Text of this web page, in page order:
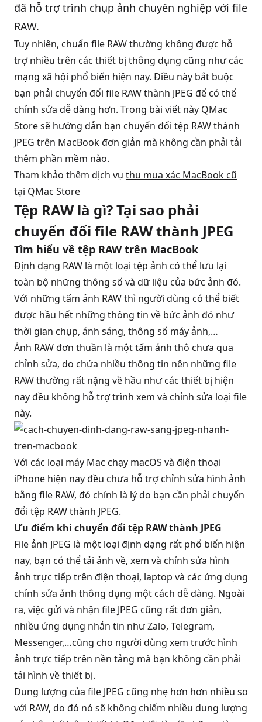
đã hỗ trợ trình chụp ảnh chuyên nghiệp với file
RAW.
Tuy nhiên, chuẩn file RAW thường không được hỗ
trợ nhiều trên các thiết bị thông dụng cũng như các
mạng xã hội phổ biến hiện nay. Điều này bắt buộc
bạn phải chuyển đổi file RAW thành JPEG để có thể
chỉnh sửa dễ dàng hơn. Trong bài viết này QMac
Store sẽ hướng dẫn bạn chuyển đổi tệp RAW thành
JPEG trên MacBook đơn giản mà không cần phải tải
thêm phần mềm nào.
Tham khảo thêm dịch vụ thu mua xác MacBook cũ
tại QMac Store
Tệp RAW là gì? Tại sao phải
chuyển đổi file RAW thành JPEG
Tìm hiểu về tệp RAW trên MacBook
Định dạng RAW là một loại tệp ảnh có thể lưu lại
toàn bộ những thông số và dữ liệu của bức ảnh đó.
Với những tấm ảnh RAW thì người dùng có thể biết
được hầu hết những thông tin về bức ảnh đó như
thời gian chụp, ánh sáng, thông số máy ảnh,…
Ảnh RAW đơn thuần là một tấm ảnh thô chưa qua
chỉnh sửa, do chứa nhiều thông tin nên những file
RAW thường rất nặng về hầu như các thiết bị hiện
nay đều không hỗ trợ trình xem và chỉnh sửa loại file
này.
Với các loại máy Mac chạy macOS và điện thoại
iPhone hiện nay đều chưa hỗ trợ chỉnh sửa hình ảnh
bằng file RAW, đó chính là lý do bạn cần phải chuyển
đổi tệp RAW thành JPEG.
Ưu điểm khi chuyển đổi tệp RAW thành JPEG
File ảnh JPEG là một loại định dạng rất phổ biến hiện
nay, bạn có thể tải ảnh về, xem và chỉnh sửa hình
ảnh trực tiếp trên điện thoại, laptop và các ứng dụng
chỉnh sửa ảnh thông dụng một cách dễ dàng. Ngoài
ra, việc gửi và nhận file JPEG cũng rất đơn giản,
nhiều ứng dụng nhắn tin như Zalo, Telegram,
Messenger,…cũng cho người dùng xem trước hình
ảnh trực tiếp trên nền tảng mà bạn không cần phải
tải hình về thiết bị.
Dung lượng của file JPEG cũng nhẹ hơn hơn nhiều so
với RAW, do đó nó sẽ không chiếm nhiều dung lượng